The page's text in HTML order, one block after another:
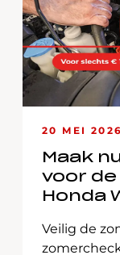
20 MEI 2026
Maak
voor
Honda
Veilig de